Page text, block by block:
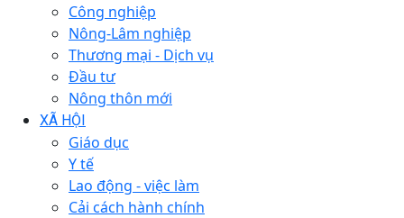
Công nghiệp
Nông-Lâm nghiệp
Thương mại - Dịch vụ
Đầu tư
Nông thôn mới
XÃ HỘI
Giáo dục
Y tế
Lao động - việc làm
Cải cách hành chính